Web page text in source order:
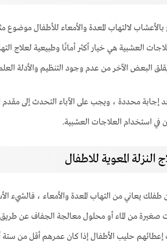
بالأعشاب لالتهاب المعدة والأمعاء للأطفال
العشبية هي خيار أكثر أمانًا وطبيعية لعلاج
البعض الآخر من عدم وجود التنظيم والأدلة
إجابة محددة ، ويجب على الآباء التحدث إلى مقدم
في استخدام العلاجات العشبية.
النزلة المعوية للاطفال
طفلك يعاني من التهاب المعدة والأمعاء ، فالشيء
إعطائهم حليب الأطفال إذا كان عمرهم أقل من